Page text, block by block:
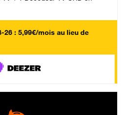
26 : 5,99€/mois au lieu de